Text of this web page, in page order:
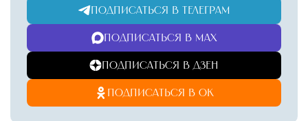
ПОДПИСАТЬСЯ В ТЕЛЕГРАМ
ПОДПИСАТЬСЯ В MAX
ПОДПИСАТЬСЯ В ДЗЕН
ПОДПИСАТЬСЯ В ОК